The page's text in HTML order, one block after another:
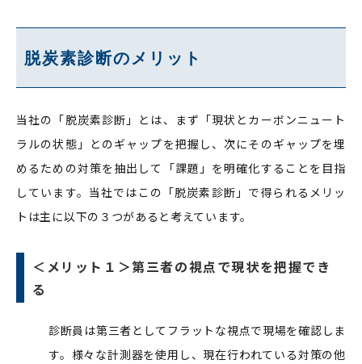
脱炭素診断のメリット
当社の「脱炭素診断」とは、まず「現状とカーボンニュート
ラルの状態」とのギャップを把握し、次にそのギャップを埋
めるための対策を抽出して「課題」を明確化することを目指
しています。当社ではこの「脱炭素診断」で得られるメリッ
トは主に以下の３つがあると考えています。
＜メリット１＞第三者の視点で現状を把握でき
る
診断員は第三者としてフラットな視点で現場を確認しま
す。様々な計測器を使用し、現在行われている対策の他